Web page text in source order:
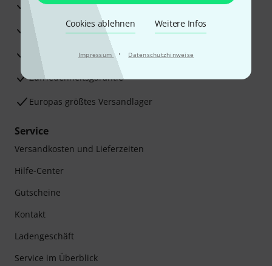
Cookies ablehnen Weitere Infos
Impressum · Datenschutzhinweise
30 Tage Money-Back-Garantie
Reparaturservice
Beratung durch Fachexperten
Zufriedenheitsgarantie
Europas größtes Versandlager
Service
Versandkosten und Lieferzeiten
Hilfe-Center
Gutscheine
Kontakt
Ladengeschäft
Service im Überblick